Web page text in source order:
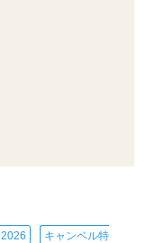
キャンベル特